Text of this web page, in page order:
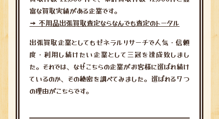
富な買取実績がある企業です。
→ 不用品出張買取査定ならなんでも査定のトータル
出張買取企業としてもゼネラルリサーチで人気・信頼
度・利用し続けたい企業として三冠を達成致しまし
た。それでは、なぜこちらの企業がお客様に選ばれ続け
ているのか、その秘密を調べてみました。選ばれる７つ
の理由がこちらです。